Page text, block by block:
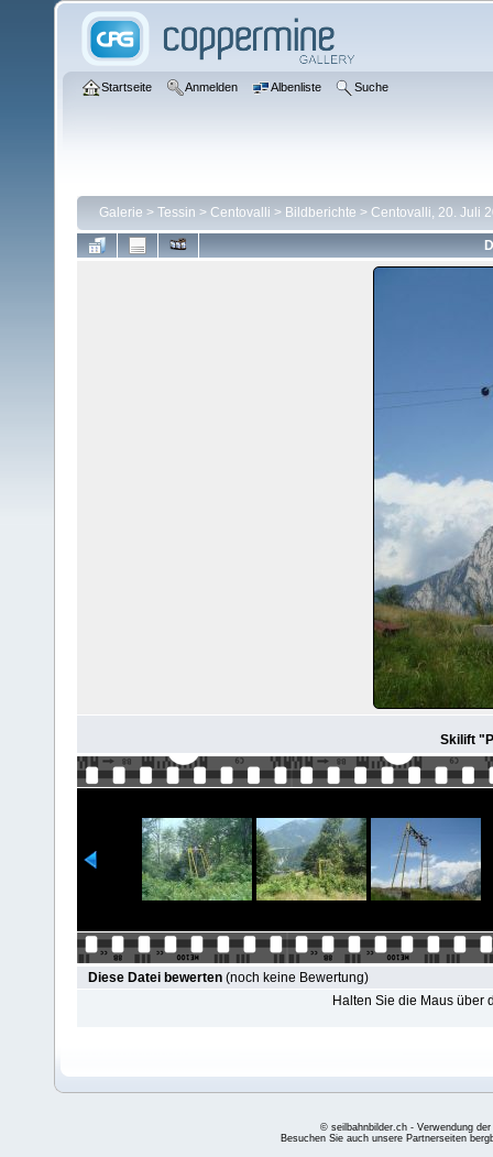
Startseite Anmelden Albenliste Suche
Galerie > Tessin > Centovalli > Bildberichte > Centovalli, 20. Juli
Skilift
Diese Datei bewerten (noch keine Bewertung)
Halten Sie die Maus über
© seilbahnbilder.ch - Verwendung
Besuchen Sie auch unsere Partnerseiten